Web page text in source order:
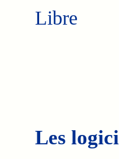
Libre
Les